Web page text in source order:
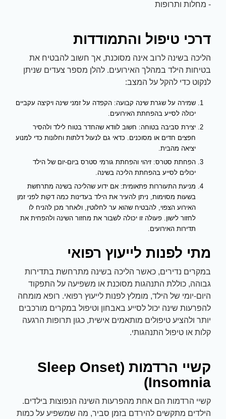
- מחלות ותרופות
דרכי טיפול והתמודדות
הליכה בשינה לרוב אינה מסוכנת, אך חשוב להבטיח את
בטיחות הילד במהלך האירועים. להלן מספר צעדים שניתן
לנקוט כדי להקל על המצב:
שמירה על שגרת שינה קבועה: הקפדה על זמני שינה ויקיצה עקביים
יכולה לסייע בהפחתת האירועים.
יצירת סביבה בטוחה: חשוב לוודא שהחדר בטוח לילד ולהסיר
חפצים חדים או מסוכנים. כדאי גם לנעול דלתות וחלונות כדי למנוע
יציאה מהבית.
הפחתת סטרס: זיהוי והפחתת גורמי סטרס ביום-יום של הילד
יכולים לסייע בהפחתת הליכה בשינה.
מניעת התעוררות פתאומית: אם ידוע שהליכה בשינה מתרחשת
בשעות מסוימות, ניתן להעיר את הילד בעדינות כמה דקות לפני זמן
האירוע הצפוי, להבטיח שהוא ער לחלוטין, ולאחר מכן להניח לו
לחזור לישון. פעולה זו יכולה לשבור את מחזור השינה ולהפחית את
תדירות האירועים.
מתי לפנות לייעוץ רפואי
במקרים נדירים, כאשר הליכה בשינה מתרחשת בתדירות
גבוהה, כוללת התנהגות מסוכנת או משפיעה על התפקוד
היום-יומי של הילד, מומלץ לפנות לייעוץ רפואי. רופא מומחה
להפרעות שינה יכול לסייע באבחון וטיפול במקרים מורכבים
יותר ולהציע טיפולים מותאמים אישית, כגון תרופות הרגעה
קלות או טיפול התנהגותי.
קשיי הרדמות (Sleep Onset
Insomnia)
קשיי הרדמות הם אחת מהפרעות השינה הנפוצות בילדים.
הילדים מתקשים להירדם בזמן סביר, מה שמשפיע על כמות